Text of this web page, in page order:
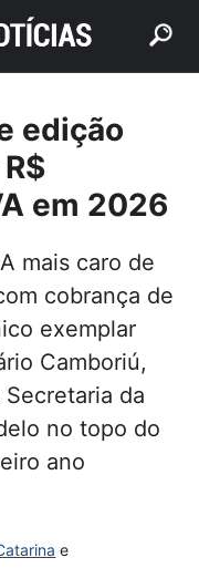
edição
em 2026
mais caro de
cobrança de
exemplar
Camboriú,
da
no topo do
ano
e